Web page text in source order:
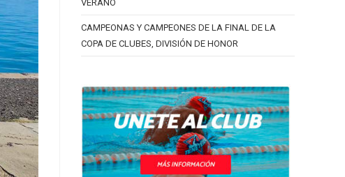
VERANO
CAMPEONAS Y CAMPEONES DE LA FINAL DE LA
COPA DE CLUBES, DIVISIÓN DE HONOR